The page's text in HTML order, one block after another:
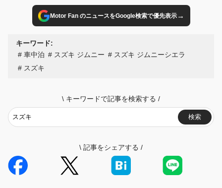
Motor Fan のニュースをGoogle検索で優先表示→
キーワード:
車中泊
スズキ ジムニー
スズキ ジムニーシエラ
スズキ
\ キーワードで記事を検索する /
検索
\ 記事をシェアする /